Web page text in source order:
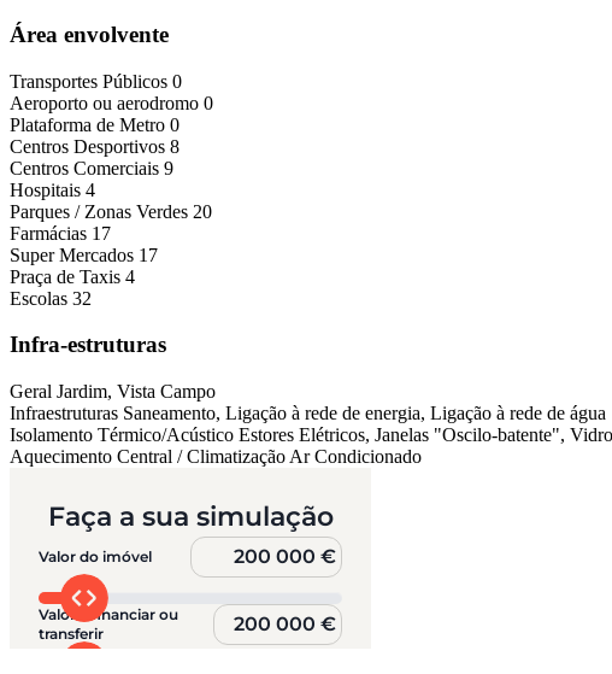
Área envolvente
Transportes Públicos 0
Aeroporto ou aerodromo 0
Plataforma de Metro 0
Centros Desportivos 8
Centros Comerciais 9
Hospitais 4
Parques / Zonas Verdes 20
Farmácias 17
Super Mercados 17
Praça de Taxis 4
Escolas 32
Infra-estruturas
Geral Jardim, Vista Campo
Infraestruturas Saneamento, Ligação à rede de energia, Ligação à rede de água
Isolamento Térmico/Acústico Estores Elétricos, Janelas "Oscilo-batente",
Aquecimento Central / Climatização Ar Condicionado